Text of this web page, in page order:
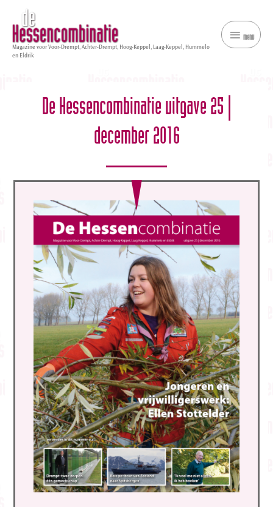
Magazine voor Voor-Drempt, Achter-Drempt, Hoog-Keppel, Laag-Keppel, Hummelo
en Eldrik
menumenu
De Hessencombinatie uitgave 25 |
december 2016